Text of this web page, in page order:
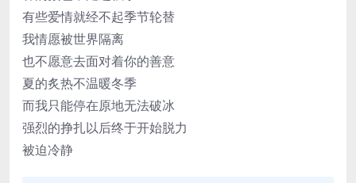
有些爱情就经不起季节轮替
我情愿被世界隔离
也不愿意去面对着你的善意
夏的炙热不温暖冬季
而我只能停在原地无法破冰
强烈的挣扎以后终于开始脱力
被迫冷静